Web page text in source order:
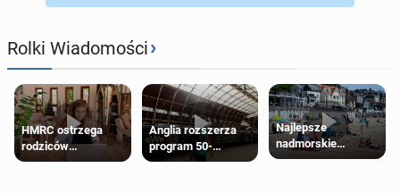
Rolki Wiadomości›
HMRC ostrzega
rodziców
pobierających Child
Anglia rozszerza
program 50-
procentowych
Najlepsze
nadmorskie
miasteczko blisko